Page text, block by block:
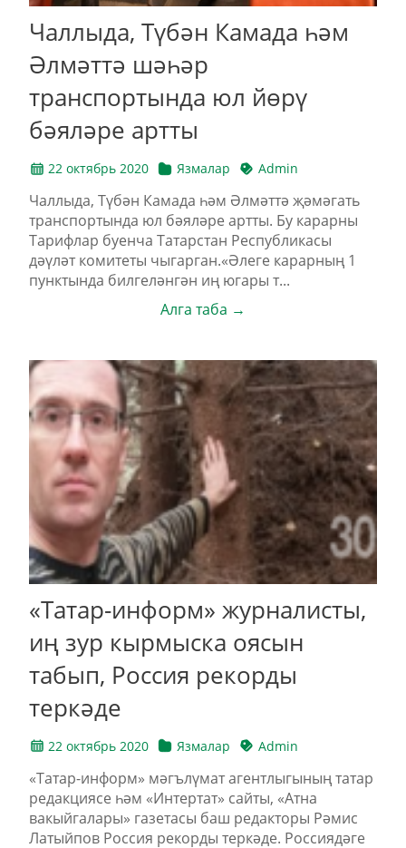
Чаллыда, Түбән Камада һәм
Әлмәттә шәһәр
транспортында юл йөрү
бәяләре артты
22 октябрь 2020 Язмалар Admin
Чаллыда, Түбән Камада һәм Әлмәттә җәмәгать
транспортында юл бәяләре артты. Бу карарны
Тарифлар буенча Татарстан Республикасы
дәүләт комитеты чыгарган.«Әлеге карарның 1
пунктында билгеләнгән иң югары т...
Алга таба →
«Татар-информ» журналисты,
иң зур кырмыска оясын
табып, Россия рекорды
теркәде
22 октябрь 2020 Язмалар Admin
«Татар-информ» мәгълүмат агентлыгының татар
редакциясе һәм «Интертат» сайты, «Атна
вакыйгалары» газетасы баш редакторы Рәмис
Латыйпов Россия рекорды теркәде. Россиядәге